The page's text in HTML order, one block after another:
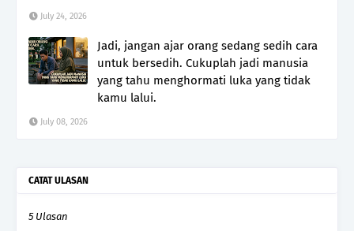
July 24, 2026
Jadi, jangan ajar orang sedang sedih cara
untuk bersedih. Cukuplah jadi manusia
yang tahu menghormati luka yang tidak
kamu lalui.
July 08, 2026
CATAT ULASAN
5 Ulasan